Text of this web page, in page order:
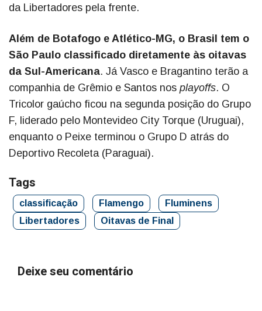
da Libertadores pela frente.
Além de Botafogo e Atlético-MG, o Brasil tem o
São Paulo classificado diretamente às oitavas
da Sul-Americana. Já Vasco e Bragantino terão a
companhia de Grêmio e Santos nos playoffs. O
Tricolor gaúcho ficou na segunda posição do Grupo
F, liderado pelo Montevideo City Torque (Uruguai),
enquanto o Peixe terminou o Grupo D atrás do
Deportivo Recoleta (Paraguai).
Tags
classificação Flamengo
Fluminens
Libertadores
Oitavas de Final
Deixe seu comentário